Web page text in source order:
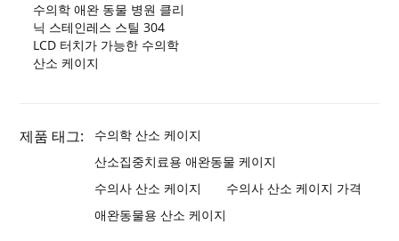
수의학 애완 동물 병원 클리
닉 스테인레스 스틸 304
LCD 터치가 가능한 수의학
산소 케이지
제품 태그:
수의학 산소 케이지
산소집중치료용 애완동물 케이지
수의사 산소 케이지
수의사 산소 케이지 가격
애완동물용 산소 케이지